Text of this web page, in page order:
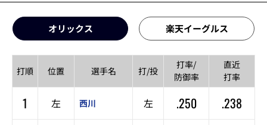
オリックス 楽天イーグルス
打順 位置 選手名 打/投
打率/
防御率
直近
打率
1 左 西川 左 .250
.238